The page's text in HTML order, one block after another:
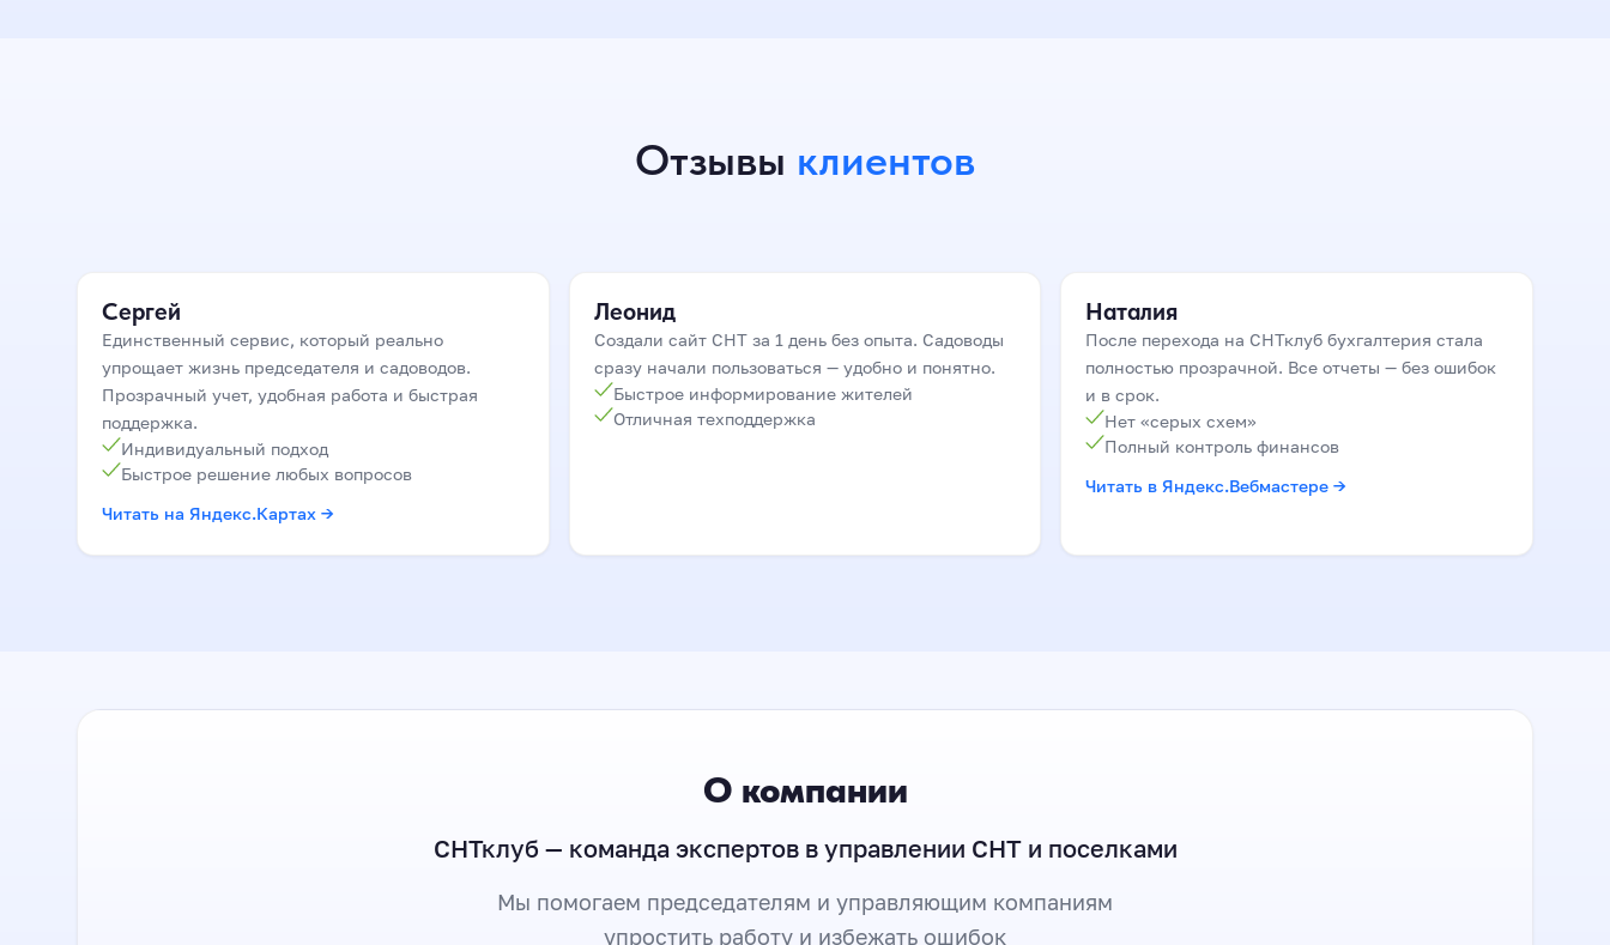
Отзывы клиентов
▶ Елена
Сергей
Единственный сервис, который реально
упрощает жизнь председателя и садоводов.
Прозрачный учет, удобная работа и быстрая
поддержка.
Индивидуальный подход
Быстрое решение любых вопросов
Читать на Яндекс.Картах →
Леонид
Создали сайт СНТ за 1 день без опыта. Садоводы
сразу начали пользоваться — удобно и понятно.
Быстрое информирование жителей
Отличная техподдержка
Наталия
После перехода на СНТклуб бухгалтерия стала
полностью прозрачной. Все отчеты — без ошибок
и в срок.
Нет «серых схем»
Полный контроль финансов
Читать в Яндекс.Вебмастере →
О компании
СНТклуб — команда экспертов в управлении СНТ и поселками
Мы помогаем председателям и управляющим компаниям
упростить работу и избежать ошибок